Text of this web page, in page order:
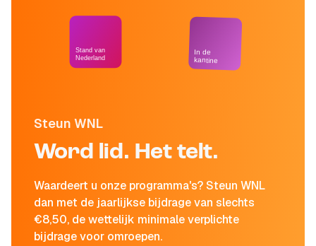
Steun WNL
Word lid. Het telt.
Waardeert u onze programma's? Steun WNL
dan met de jaarlijkse bijdrage van slechts
€8,50, de wettelijk minimale verplichte
bijdrage voor omroepen.
Stand van
Nederland
In de
kantine